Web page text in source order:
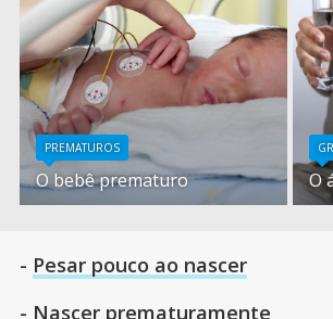
PREMATUROS
O bebê prematuro O
- Pesar pouco ao nascer
- Nascer prematuramente